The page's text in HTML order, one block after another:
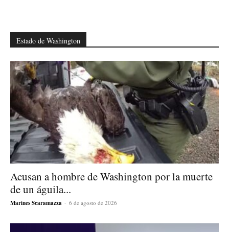
Estado de Washington
Acusan a hombre de Washington por la muerte
de un águila...
Marines Scaramazza - 6 de agosto de 2026